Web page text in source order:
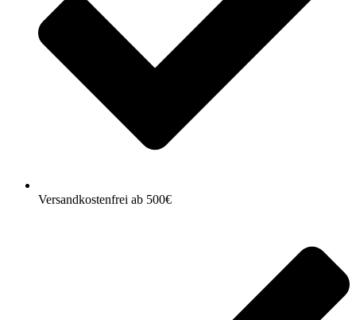
Versandkostenfrei ab 500€